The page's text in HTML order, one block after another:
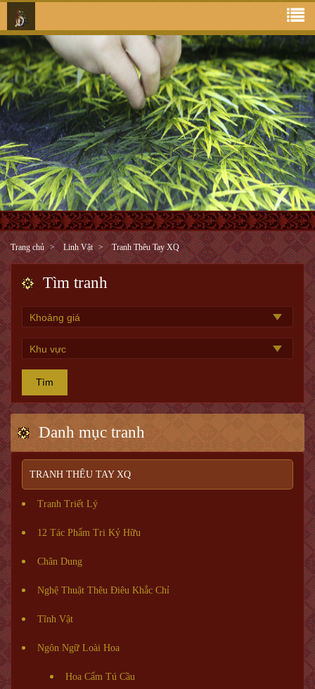
Trang chủ Linh Vật Tranh Thêu Tay XQ
Tìm tranh
Tìm
Danh mục tranh
TRANH THÊU TAY XQ
Tranh Triết Lý
12 Tác Phẩm Tri Kỷ Hữu
Chân Dung
Nghệ Thuật Thêu Điêu Khắc Chỉ
Tĩnh Vật
Ngôn Ngữ Loài Hoa
Hoa Cẩm Tú Cầu